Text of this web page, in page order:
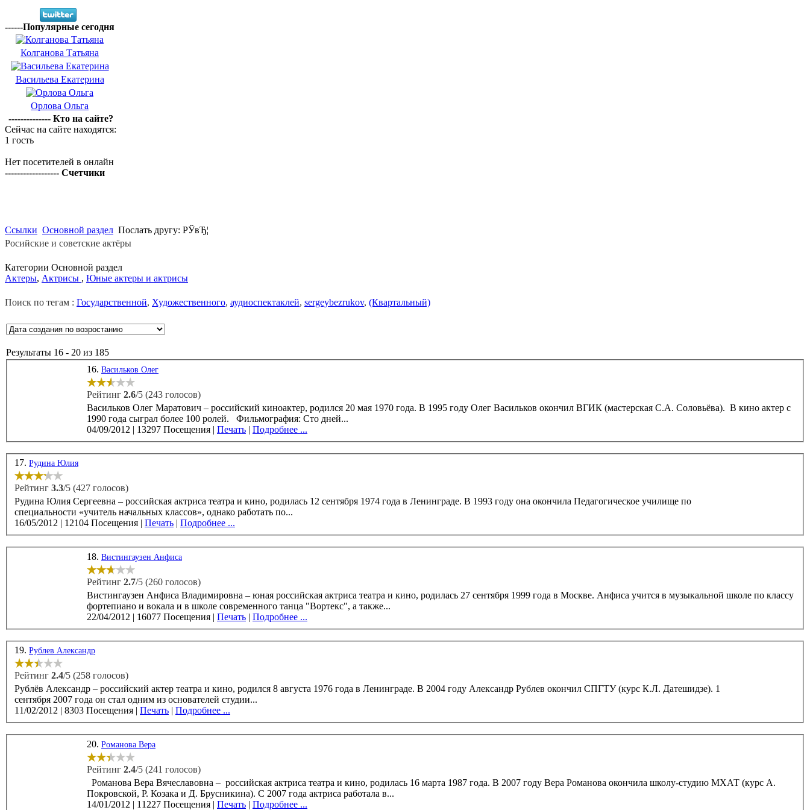
------Популярные сегодня
Колганова Татьяна
Васильева Екатерина
Орлова Ольга
-------------- Кто на сайте?
Сейчас на сайте находятся:
1 гость
Нет посетителей в онлайн
------------------ Счетчики
Ссылки Основной раздел Послать другу: РЎвЂ¦
Росийские и советские актёры
Категории Основной раздел
Актеры, Актрисы , Юные актеры и актрисы
Поиск по тегам : Государственной, Художественного, аудиоспектаклей, sergeybezrukov, (Квартальный)
Результаты 16 - 20 из 185
16. Васильков Олег
Рейтинг 2.6/5 (243 голосов)
Васильков Олег Маратович – российский киноактер, родился 20 мая 1970 года. В 1995 году Олег Васильков окончил ВГИК (мастерская С.А. Соловьёва). В кино актер с
1990 года сыграл более 100 ролей. Фильмография: Сто дней...
04/09/2012 | 13297 Посещения | Печать | Подробнее ...
17. Рудина Юлия
Рейтинг 3.3/5 (427 голосов)
Рудина Юлия Сергеевна – российская актриса театра и кино, родилась 12 сентября 1974 года в Ленинграде. В 1993 году она окончила Педагогическое училище по
специальности «учитель начальных классов», однако работать по...
16/05/2012 | 12104 Посещения | Печать | Подробнее ...
18. Вистингаузен Анфиса
Рейтинг 2.7/5 (260 голосов)
Вистингаузен Анфиса Владимировна – юная российская актриса театра и кино, родилась 27 сентября 1999 года в Москве. Анфиса учится в музыкальной школе по классу
фортепиано и вокала и в школе современного танца "Вортекс", а также...
22/04/2012 | 16077 Посещения | Печать | Подробнее ...
19. Рублев Александр
Рейтинг 2.4/5 (258 голосов)
Рублёв Александр – российский актер театра и кино, родился 8 августа 1976 года в Ленинграде. В 2004 году Александр Рублев окончил СПГТУ (курс К.Л. Датешидзе). 1
сентября 2007 года он стал одним из основателей студии...
11/02/2012 | 8303 Посещения | Печать | Подробнее ...
20. Романова Вера
Рейтинг 2.4/5 (241 голосов)
Романова Вера Вячеславовна – российская актриса театра и кино, родилась 16 марта 1987 года. В 2007 году Вера Романова окончила школу-студию МХАТ (курс А.
Покровской, Р. Козака и Д. Брусникина). С 2007 года актриса работала в...
14/01/2012 | 11227 Посещения | Печать | Подробнее ...